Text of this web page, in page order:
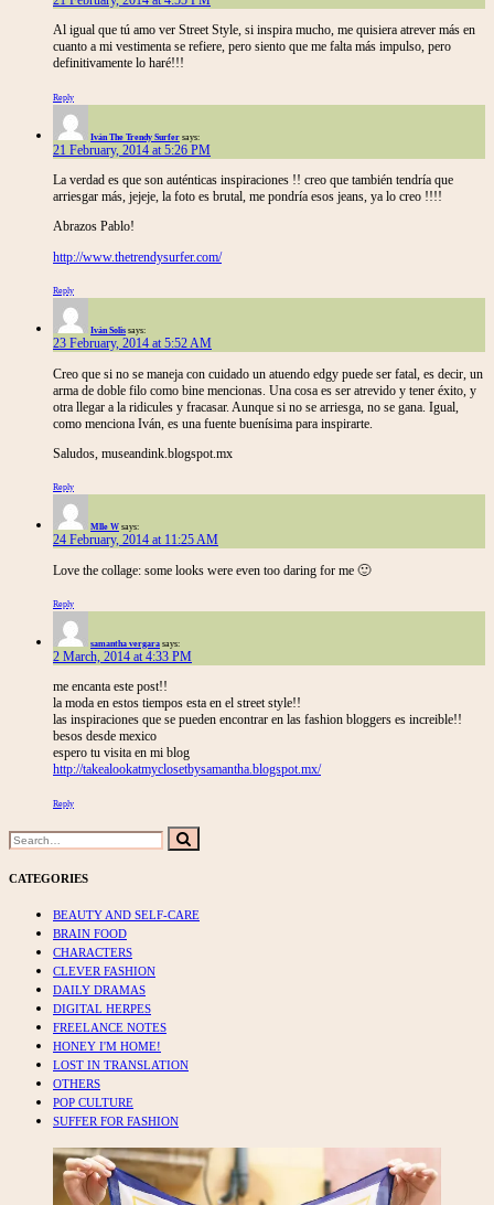
Al igual que tú amo ver Street Style, si inspira mucho, me quisiera atrever más en
cuanto a mi vestimenta se refiere, pero siento que me falta más impulso, pero
definitivamente lo haré!!!
Reply
Iván The Trendy Surfer says:
21 February, 2014 at 5:26 PM
La verdad es que son auténticas inspiraciones !! creo que también tendría que
arriesgar más, jejeje, la foto es brutal, me pondría esos jeans, ya lo creo !!!!
Abrazos Pablo!
http://www.thetrendysurfer.com/
Reply
Iván Solis says:
23 February, 2014 at 5:52 AM
Creo que si no se maneja con cuidado un atuendo edgy puede ser fatal, es decir, un
arma de doble filo como bine mencionas. Una cosa es ser atrevido y tener éxito, y
otra llegar a la ridicules y fracasar. Aunque si no se arriesga, no se gana. Igual,
como menciona Iván, es una fuente buenísima para inspirarte.
Saludos, museandink.blogspot.mx
Reply
Mlle W says:
24 February, 2014 at 11:25 AM
Love the collage: some looks were even too daring for me 🙂
Reply
samantha vergara says:
2 March, 2014 at 4:33 PM
me encanta este post!!
la moda en estos tiempos esta en el street style!!
las inspiraciones que se pueden encontrar en las fashion bloggers es increible!!
besos desde mexico
espero tu visita en mi blog
http://takealookatmyclosetbysamantha.blogspot.mx/
Reply
Search
for:
Search
CATEGORIES
BEAUTY AND SELF-CARE
BRAIN FOOD
CHARACTERS
CLEVER FASHION
DAILY DRAMAS
DIGITAL HERPES
FREELANCE NOTES
HONEY I'M HOME!
LOST IN TRANSLATION
OTHERS
POP CULTURE
SUFFER FOR FASHION